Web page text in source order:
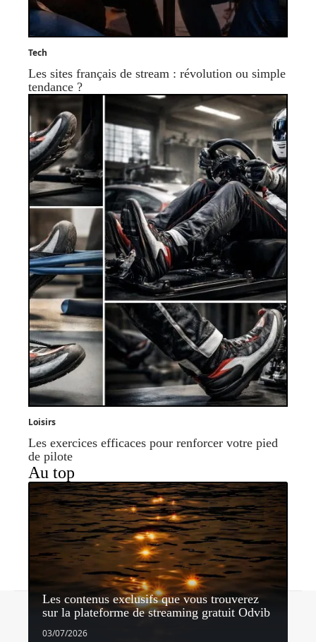
Tech
Les sites français de stream : révolution ou simple
tendance ?
Loisirs
Les exercices efficaces pour renforcer votre pied
de pilote
Au top
Les contenus exclusifs que vous trouverez
sur la plateforme de streaming gratuit Odvib
03/07/2026
Contact Mentions légales Sitemap